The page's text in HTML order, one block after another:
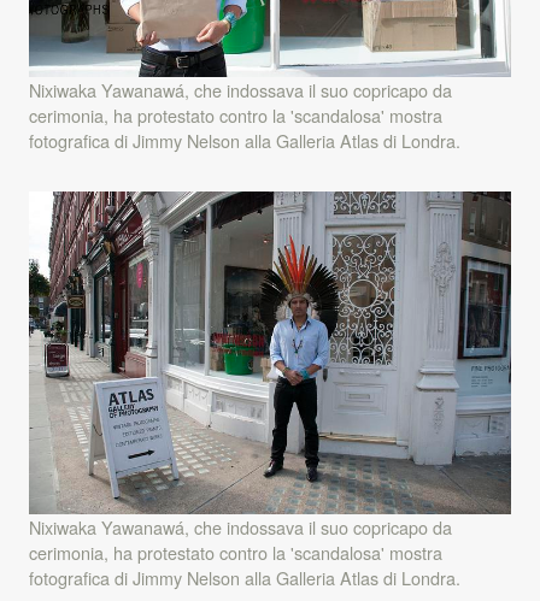
Nixiwaka Yawanawá, che indossava il suo copricapo da
cerimonia, ha protestato contro la 'scandalosa' mostra
fotografica di Jimmy Nelson alla Galleria Atlas di Londra.
Nixiwaka Yawanawá, che indossava il suo copricapo da
cerimonia, ha protestato contro la 'scandalosa' mostra
fotografica di Jimmy Nelson alla Galleria Atlas di Londra.